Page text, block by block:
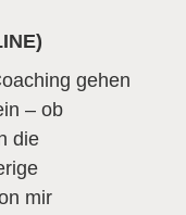
gehen
– ob
die
mir